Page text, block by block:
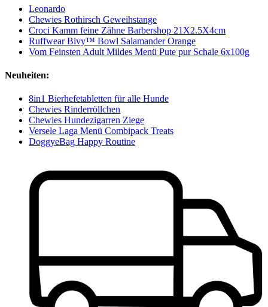
Leonardo
Chewies Rothirsch Geweihstange
Croci Kamm feine Zähne Barbershop 21X2.5X4cm
Ruffwear Bivy™ Bowl Salamander Orange
Vom Feinsten Adult Mildes Menü Pute pur Schale 6x100g
Neuheiten:
8in1 Bierhefetabletten für alle Hunde
Chewies Rinderröllchen
Chewies Hundezigarren Ziege
Versele Laga Menü Combipack Treats
DoggyeBag Happy Routine